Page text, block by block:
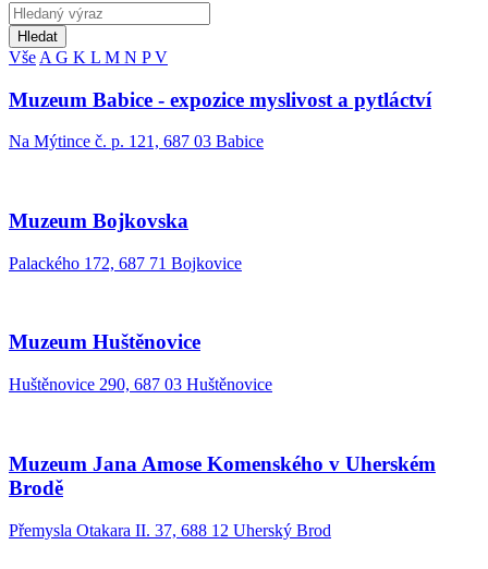
Hledat
Vše A G K L M N PV
Muzeum Babice - expozice myslivost a pytláctví
Na Mýtince č. p. 121, 687 03 Babice
Muzeum Bojkovska
Palackého 172, 687 71 Bojkovice
Muzeum Huštěnovice
Huštěnovice 290, 687 03 Huštěnovice
Muzeum Jana Amose Komenského v Uherském
Brodě
Přemysla Otakara II. 37, 688 12 Uherský Brod